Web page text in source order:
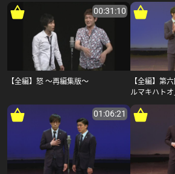
00:31:10
【全編】怒 ～再編集版～
【全編】第
ルマキハトオ
01:06:21